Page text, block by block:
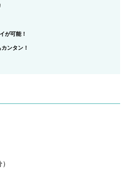
が可能！
ンタン！